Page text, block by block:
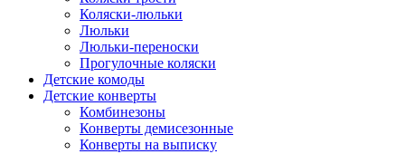
Коляски-люльки
Люльки
Люльки-переноски
Прогулочные коляски
Детские комоды
Детские конверты
Комбинезоны
Конверты демисезонные
Конверты на выписку